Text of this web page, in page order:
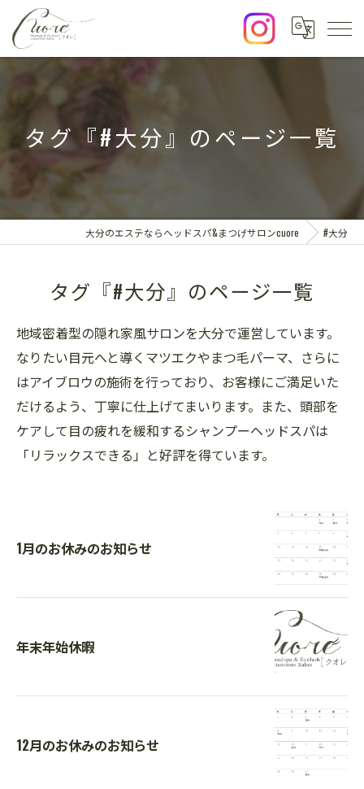
タグ『#大分』のページ一覧
大分のエステならヘッドスパ&まつげサロンcuore #大分
タグ『#大分』のページ一覧
地域密着型の隠れ家風サロンを大分で運営しています。
なりたい目元へと導くマツエクやまつ毛パーマ、さらに
はアイブロウの施術を行っており、お客様にご満足いた
だけるよう、丁寧に仕上げてまいります。また、頭部を
ケアして目の疲れを緩和するシャンプーヘッドスパは
「リラックスできる」と好評を得ています。
1月のお休みのお知らせ
年末年始休暇
12月のお休みのお知らせ